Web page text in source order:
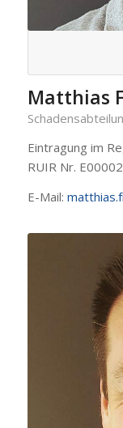
Matthias
Eintragung im
RUIR Nr.
E-Mail: